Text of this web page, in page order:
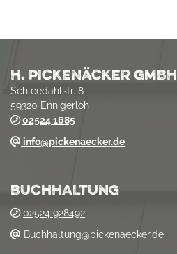
H. PICKENÄCKER GMBH
Schleedahlstr. 8
59320 Ennigerloh
02524 1685
info@pickenaecker.de
BUCHHALTUNG
02524 928492
Buchhaltung@pickenaecker.de